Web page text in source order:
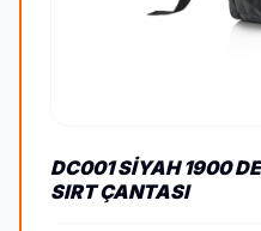
DC001 SIYAH 1900
SIRT ÇANTASI